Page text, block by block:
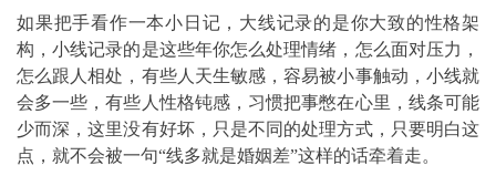
如果把手看作一本小日记，大线记录的是你大致的性格架
构，小线记录的是这些年你怎么处理情绪，怎么面对压力，
怎么跟人相处，有些人天生敏感，容易被小事触动，小线就
会多一些，有些人性格钝感，习惯把事憋在心里，线条可能
少而深，这里没有好坏，只是不同的处理方式，只要明白这
点，就不会被一句“线多就是婚姻差”这样的话牵着走。